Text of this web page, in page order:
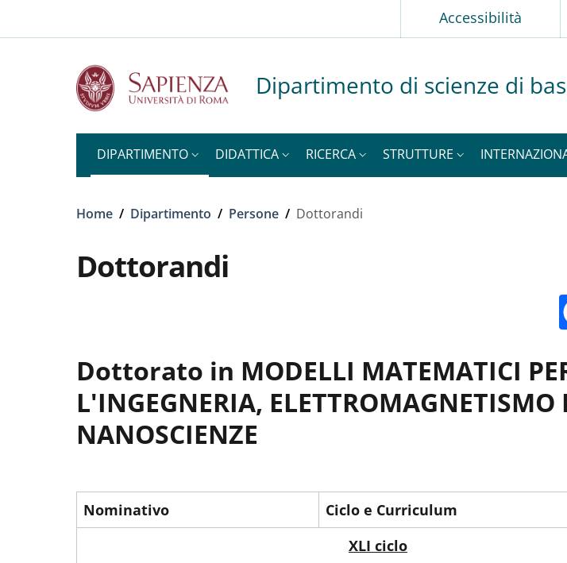
Accessibilità
Dipartimento di scienze di
DIPARTIMENTO DIDATTICA RICERCA STRUTTURE
Briciole di pane
Home / Dipartimento / Persone / Dottorandi
Dottorandi
Dottorato in MODELLI MATEMATICI
L'INGEGNERIA, ELETTROMAGNETISMO
NANOSCIENZE
Nominativo
Ciclo e Curriculum
XLI ciclo